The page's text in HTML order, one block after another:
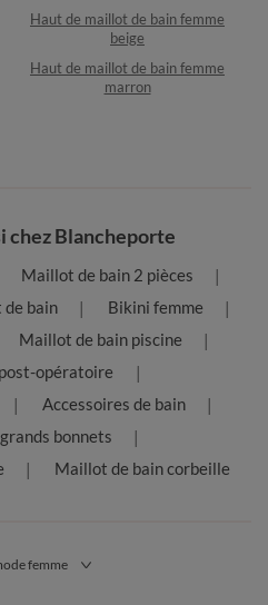
Haut de maillot de bain femme
beige
Haut de maillot de bain femme
marron
chez Blancheporte
Maillot de bain 2 pièces
de bain
Bikini femme
Maillot de bain piscine
opératoire
Accessoires de bain
bonnets
Maillot de bain corbeille
femme